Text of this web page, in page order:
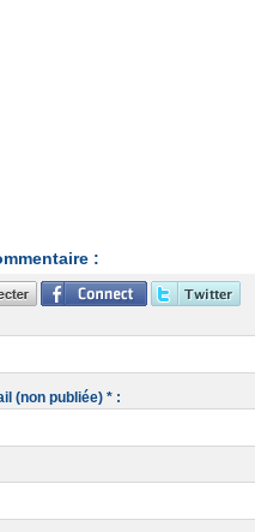
:
(non publiée) * :